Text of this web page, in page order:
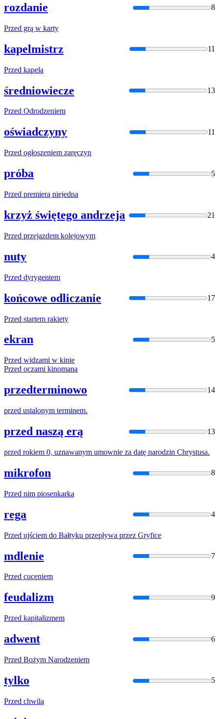
rozdanie 8
Przed grą w karty
kapelmistrz 11
Przed kapelą
średniowiecze 13
Przed Odrodzeniem
oświadczyny 11
Przed ogłoszeniem zaręczyn
próba 5
Przed premierą niejedna
krzyż świętego andrzeja 21
Przed przejazdem kolejowym
nuty 4
Przed dyrygentem
końcowe odliczanie 17
Przed startem rakiety
ekran 5
Przed widzami w kinie
Przed oczami kinomana
przedterminowo 14
przed ustalonym terminem.
przed naszą erą 13
przed rokiem 0, uznawanym umownie za datę narodzin Chrystusa.
mikrofon 8
Przed nim piosenkarka
rega 4
Przed ujściem do Bałtyku przepływa przez Gryfice
mdlenie 7
Przed cuceniem
feudalizm 9
Przed kapitalizmem
adwent 6
Przed Bożym Narodzeniem
tylko 5
Przed chwilą